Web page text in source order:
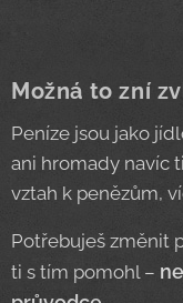
Možná to zní
Peníze jsou jako
ani hromady navíc
vztah k penězům,
Potřebuješ změnit
ti s tím pomohl –